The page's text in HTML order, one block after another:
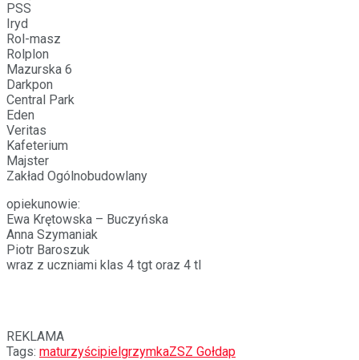
PSS
Iryd
Rol-masz
Rolplon
Mazurska 6
Darkpon
Central Park
Eden
Veritas
Kafeterium
Majster
Zakład Ogólnobudowlany
opiekunowie:
Ewa Krętowska – Buczyńska
Anna Szymaniak
Piotr Baroszuk
wraz z uczniami klas 4 tgt oraz 4 tl
REKLAMA
Tags: maturzyścipielgrzymkaZSZ Gołdap